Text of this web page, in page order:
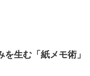
生む「紙メモ術」